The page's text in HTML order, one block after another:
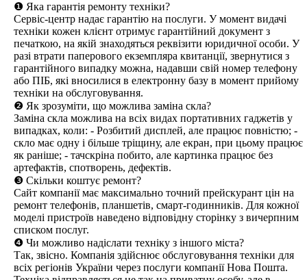
❶ Яка гарантія ремонту техніки?
Сервіс-центр надає гарантію на послуги. У момент видачі
техніки кожен клієнт отримує гарантійний документ з
печаткою, на якій знаходяться реквізити юридичної особи. У
разі втрати паперового екземпляра квитанції, звернутися з
гарантійного випадку можна, надавши свій номер телефону
або ПІБ, які вносилися в електронну базу в момент прийому
техніки на обслуговування.
❷ Як зрозуміти, що можлива заміна скла?
Заміна скла можлива на всіх видах портативних гаджетів у
випадках, коли: - Розбитий дисплей, але працює повністю; -
скло має одну і більше тріщину, але екран, при цьому працює
як раніше; - тачскріна побито, але картинка працює без
артефактів, спотворень, дефектів.
❸ Скільки коштує ремонт?
Сайт компанії має максимально точний прейскурант цін на
ремонт телефонів, планшетів, смарт-годинників. Для кожної
моделі пристроїв наведено відповідну сторінку з вичерпним
списком послуг.
❹ Чи можливо надіслати техніку з іншого міста?
Так, звісно. Компанія здійснює обслуговування техніки для
всіх регіонів України через послуги компанії Нова Пошта.